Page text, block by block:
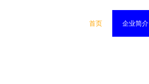
首页 企业简介